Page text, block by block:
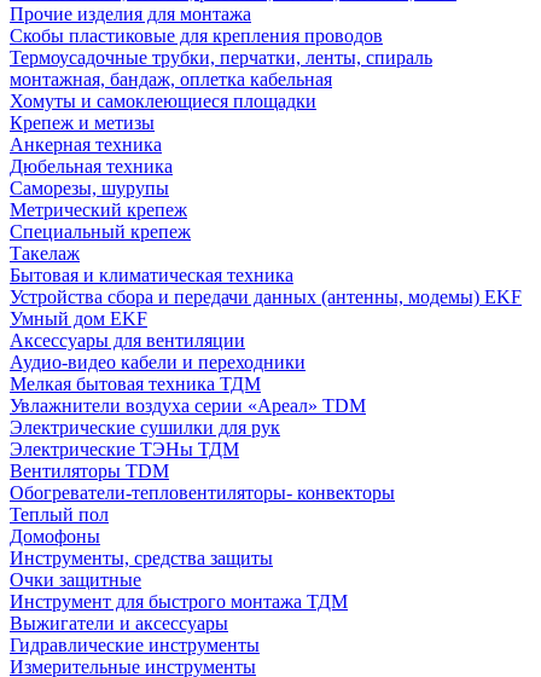
Прочие изделия для монтажа
Скобы пластиковые для крепления проводов
Термоусадочные трубки, перчатки, ленты, спираль
монтажная, бандаж, оплетка кабельная
Хомуты и самоклеющиеся площадки
Крепеж и метизы
Анкерная техника
Дюбельная техника
Саморезы, шурупы
Метрический крепеж
Специальный крепеж
Такелаж
Бытовая и климатическая техника
Устройства сбора и передачи данных (антенны, модемы) EKF
Умный дом EKF
Аксессуары для вентиляции
Аудио-видео кабели и переходники
Мелкая бытовая техника ТДМ
Увлажнители воздуха серии «Ареал» TDM
Электрические сушилки для рук
Электрические ТЭНы ТДМ
Вентиляторы TDM
Обогреватели-тепловентиляторы- конвекторы
Теплый пол
Домофоны
Инструменты, средства защиты
Очки защитные
Инструмент для быстрого монтажа ТДМ
Выжигатели и аксессуары
Гидравлические инструменты
Измерительные инструменты